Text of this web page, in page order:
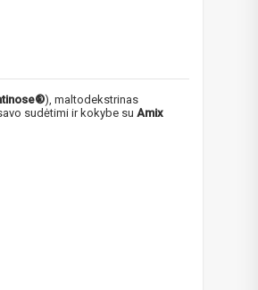
), maltodekstrinas
sudėtimi ir kokybe su Amix